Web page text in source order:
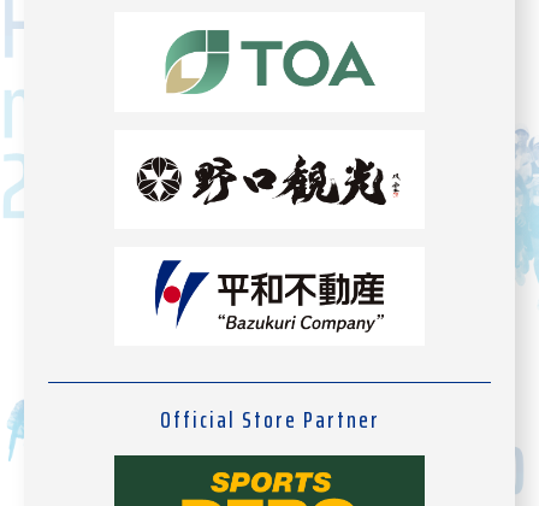
Official Store Partner